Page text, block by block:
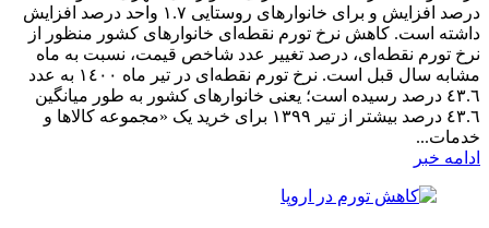
درصد افزایش و برای خانوارهای روستایی ١.٧ واحد درصد افزایش
داشته است. کاهش نرخ تورم نقطه‌ای خانوارهای کشور منظور از
نرخ تورم نقطه‌ای، درصد تغییر عدد شاخص قیمت، نسبت به ماه
مشابه سال قبل است. نرخ تورم نقطه‌ای در تیر ماه ١٤٠٠ به عدد
٤٣.٦ درصد رسیده است؛ یعنی خانوارهای کشور به طور میانگین
٤٣.٦ درصد بیشتر از تیر ١٣٩٩ برای خرید یک «مجموعه کالاها و
خدمات...
ادامه خبر